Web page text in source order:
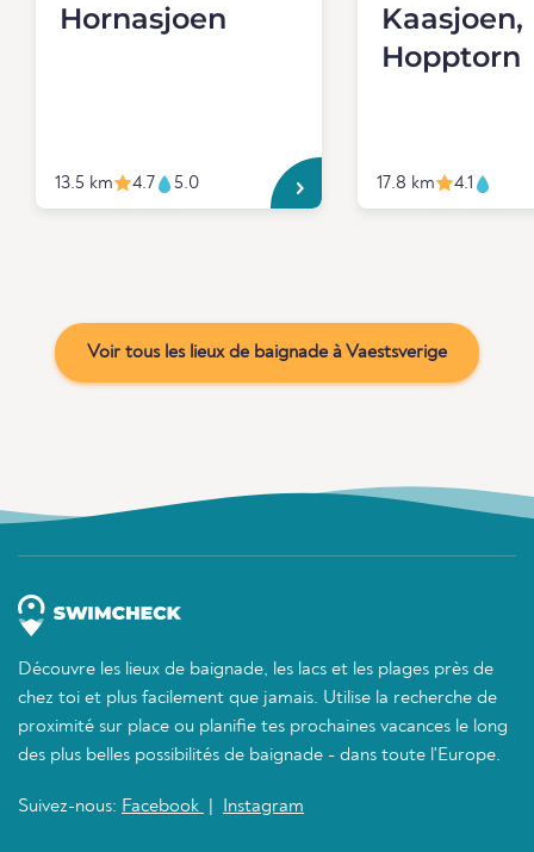
Hornasjoen
13.5 km 4.7 5.0
Kaasjoen,
Hopptorn
17.8 km 4.1
Voir tous les lieux de baignade à Vaestsverige
Découvre les lieux de baignade, les lacs et les plages près de
chez toi et plus facilement que jamais. Utilise la recherche de
proximité sur place ou planifie tes prochaines vacances le long
des plus belles possibilités de baignade - dans toute l'Europe.
Suivez-nous: Facebook Instagram